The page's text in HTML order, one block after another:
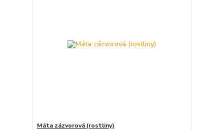
Máta zázvorová (rostliny)